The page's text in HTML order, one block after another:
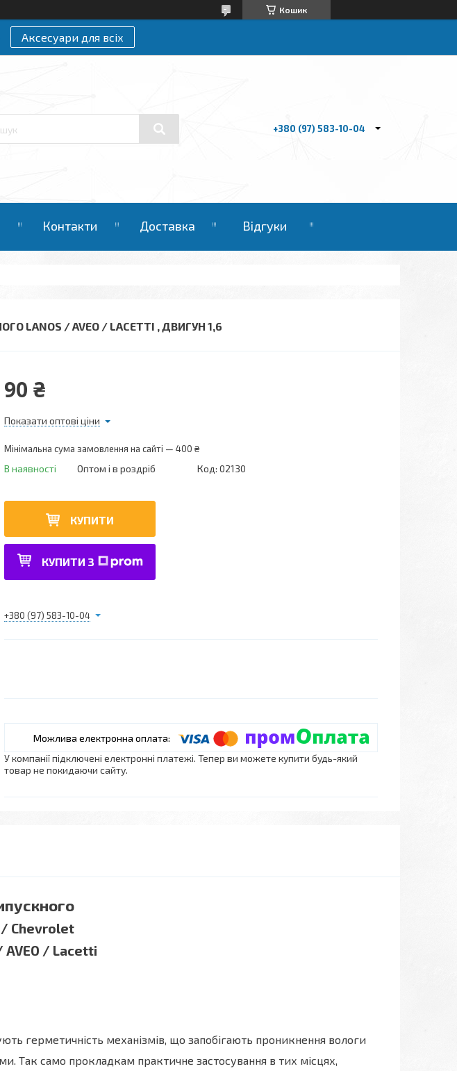
Кошик
Аксесуари для всіх
+380 (97) 583-10-04
Контакти Доставка Відгуки
LANOS / AVEO / LACETTI , ДВИГУН 1,6
90 ₴
Показати оптові ціни
Мінімальна сума замовлення на сайті — 400 ₴
В наявності Оптом і в роздріб Код: 02130
КУПИТИ
КУПИТИ З
+380 (97) 583-10-04
У компанії підключені електронні платежі. Тепер ви можете купити будь-який
товар не покидаючи сайту.
/ Chevrolet
/ Lacetti
герметичність механізмів, що запобігають проникнення вологи
Так само прокладкам практичне застосування в тих місцях,